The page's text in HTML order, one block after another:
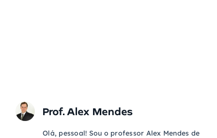
Prof. Alex Mendes
Olá, pessoal! Sou o professor Alex Mendes de